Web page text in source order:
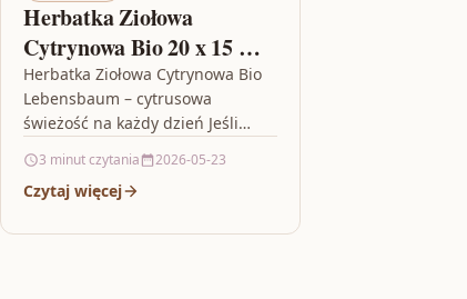
Herbatka Ziołowa
Cytrynowa Bio 20 x 15 G
30g Lebensbaum
Herbatka Ziołowa Cytrynowa Bio
Lebensbaum – cytrusowa
świeżość na każdy dzień Jeśli
kojarzą się z letnim
orzeźwieniem, to Herbatka…
3 minut czytania 2026-05-23
Czytaj więcej